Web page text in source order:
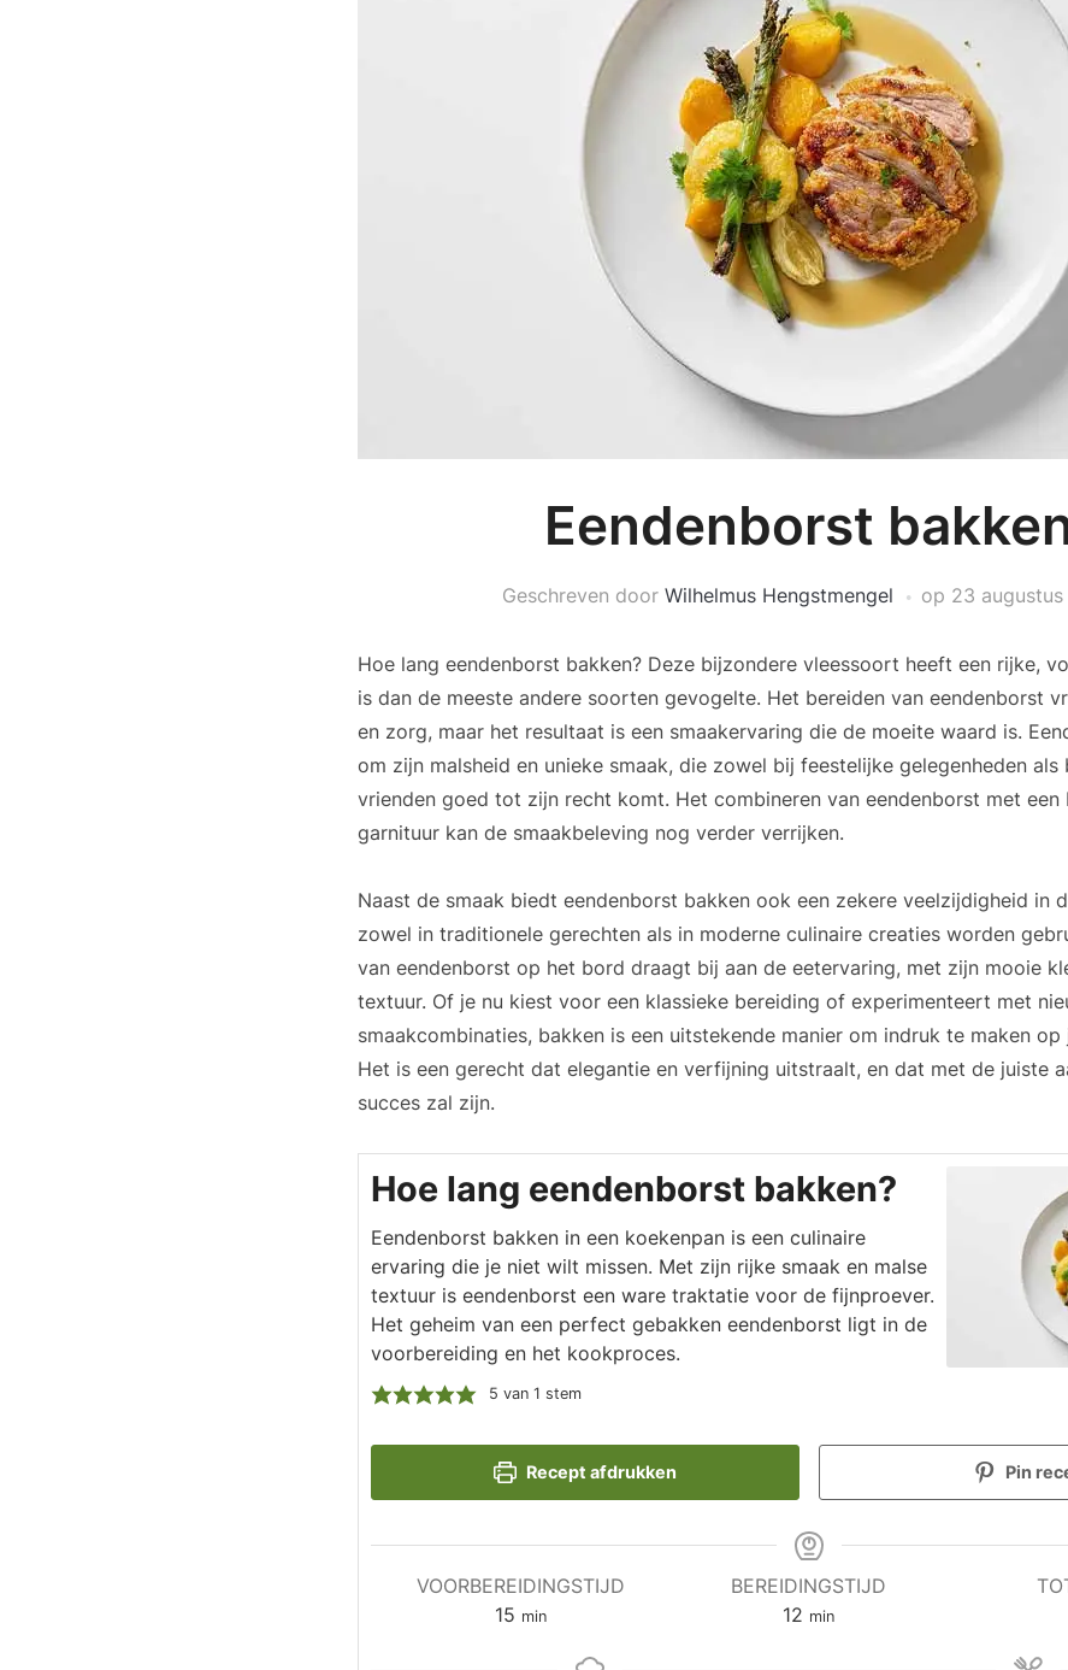
Eendenborst
Geschreven door Wilhelmus Hengstmengel op 23
Hoe lang eendenborst bakken? Deze bijzondere vleessoort heeft een rijke,
is dan de meeste andere soorten gevogelte. Het bereiden van eendenborst
en zorg, maar het resultaat is een smaakervaring die de moeite waard is.
om zijn malsheid en unieke smaak, die zowel bij feestelijke gelegenheden als
vrienden goed tot zijn recht komt. Het combineren van eendenborst met een
garnituur kan de smaakbeleving nog verder verrijken.
Naast de smaak biedt eendenborst bakken ook een zekere veelzijdigheid in
zowel in traditionele gerechten als in moderne culinaire creaties worden
van eendenborst op het bord draagt bij aan de eetervaring, met zijn mooie
textuur. Of je nu kiest voor een klassieke bereiding of experimenteert met
smaakcombinaties, bakken is een uitstekende manier om indruk te maken op
Het is een gerecht dat elegantie en verfijning uitstraalt, en dat met de juiste
succes zal zijn.
Hoe lang eendenborst bakken?
Eendenborst bakken in een koekenpan is een culinaire
ervaring die je niet wilt missen. Met zijn rijke smaak en malse
textuur is eendenborst een ware traktatie voor de fijnproever.
Het geheim van een perfect gebakken eendenborst ligt in de
voorbereiding en het kookproces.
5 van 1 stem
Recept afdrukken Pin
VOORBEREIDINGSTIJD
15 minuten
min
BEREIDINGSTIJD
12 minuten
min